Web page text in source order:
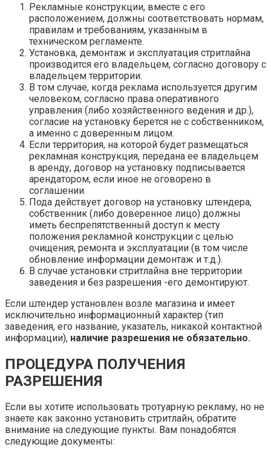
Рекламные конструкции, вместе с его
расположением, должны соответствовать нормам,
правилам и требованиям, указанным в
техническом регламенте.
Установка, демонтаж и эксплуатация стритлайна
производится его владельцем, согласно договору с
владельцем территории.
В том случае, когда реклама используется другим
человеком, согласно права оперативного
управления (либо хозяйственного ведения и др.),
согласие на установку берется не с собственником,
а именно с доверенным лицом.
Если территория, на которой будет размещаться
рекламная конструкция, передана ее владельцем
в аренду, договор на установку подписывается
арендатором, если иное не оговорено в
соглашении.
Пода действует договор на установку штендера,
собственник (либо доверенное лицо) должны
иметь беспрепятственный доступ к месту
положения рекламной конструкции с целью
очищения, ремонта и эксплуатации (в том числе
обновление информации демонтаж и т.д.).
В случае установки стритлайна вне территории
заведения и без разрешения -его демонтируют.
Если штендер установлен возле магазина и имеет
исключительно информационный характер (тип
заведения, его название, указатель, никакой контактной
информации), наличие разрешения не обязательно.
ПРОЦЕДУРА ПОЛУЧЕНИЯ
РАЗРЕШЕНИЯ
Если вы хотите использовать тротуарную рекламу, но не
знаете как законно установить стритлайн, обратите
внимание на следующие пункты. Вам понадобятся
следующие документы: